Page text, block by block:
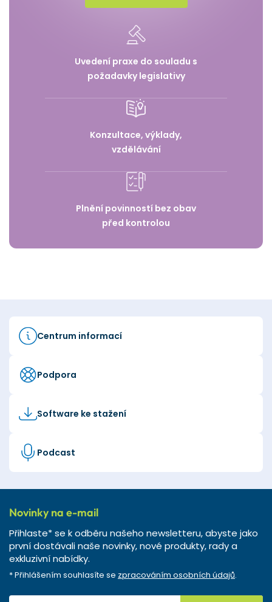
Uvedení praxe do souladu s
požadavky legislativy
Konzultace, výklady,
vzdělávání
Plnění povinností bez obav
před kontrolou
Centrum informací
Podpora
Software ke stažení
Podcast
Novinky na e-mail
Přihlaste* se k odběru našeho newsletteru, abyste jako
první dostávali naše novinky, nové produkty, rady a
exkluzivní nabídky.
* Přihlášením souhlasíte se zpracováním osobních údajů.